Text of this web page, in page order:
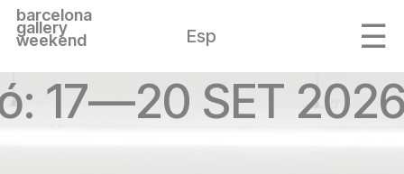
barcelona
gallery
weekend Esp
17—20 SET 2026